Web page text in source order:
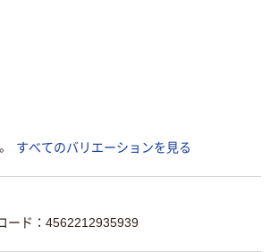
すべてのバリエーションを見る
ード：4562212935939